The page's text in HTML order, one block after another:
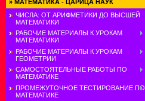
» МАТЕМАТИКА - ЦАРИЦА НАУК
ЧИСЛА: ОТ АРИФМЕТИКИ ДО ВЫСШЕЙ
МАТЕМАТИКИ
РАБОЧИЕ МАТЕРИАЛЫ К УРОКАМ
МАТЕМАТИКИ
РАБОЧИЕ МАТЕРИАЛЫ К УРОКАМ
ГЕОМЕТРИИ
САМОСТОЯТЕЛЬНЫЕ РАБОТЫ ПО
МАТЕМАТИКЕ
ПРОМЕЖУТОЧНОЕ ТЕСТИРОВАНИЕ ПО
МАТЕМАТИКЕ